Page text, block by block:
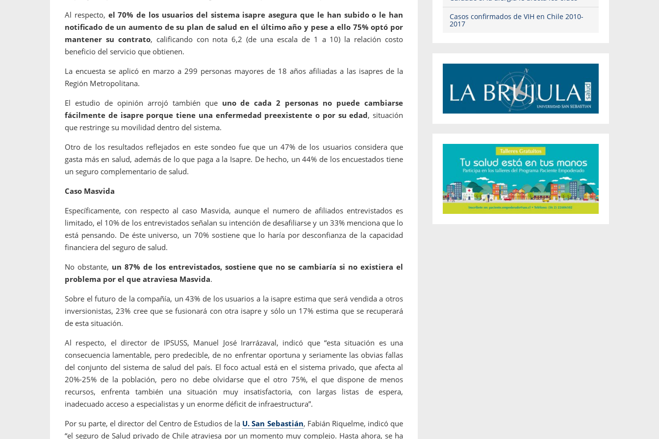
Al respecto, el 70% de los usuarios del sistema isapre asegura que le han subido o le han
notificado de un aumento de su plan de salud en el último año y pese a ello 75% optó por
mantener su contrato, calificando con nota 6,2 (de una escala de 1 a 10) la relación costo
beneficio del servicio que obtienen.
La encuesta se aplicó en marzo a 299 personas mayores de 18 años afiliadas a las isapres de la
Región Metropolitana.
El estudio de opinión arrojó también que uno de cada 2 personas no puede cambiarse
fácilmente de isapre porque tiene una enfermedad preexistente o por su edad, situación
que restringe su movilidad dentro del sistema.
Otro de los resultados reflejados en este sondeo fue que un 47% de los usuarios considera que
gasta más en salud, además de lo que paga a la Isapre. De hecho, un 44% de los encuestados tiene
un seguro complementario de salud.
Caso Masvida
Específicamente, con respecto al caso Masvida, aunque el numero de afiliados entrevistados es
limitado, el 10% de los entrevistados señalan su intención de desafiliarse y un 33% menciona que lo
está pensando. De éste universo, un 70% sostiene que lo haría por desconfianza de la capacidad
financiera del seguro de salud.
No obstante, un 87% de los entrevistados, sostiene que no se cambiaría si no existiera el
problema por el que atraviesa Masvida.
Sobre el futuro de la compañía, un 43% de los usuarios a la isapre estima que será vendida a otros
inversionistas, 23% cree que se fusionará con otra isapre y sólo un 17% estima que se recuperará
de esta situación.
Al respecto, el director de IPSUSS, Manuel José Irarrázaval, indicó que “esta situación es una
consecuencia lamentable, pero predecible, de no enfrentar oportuna y seriamente las obvias fallas
del conjunto del sistema de salud del país. El foco actual está en el sistema privado, que afecta al
20%-25% de la población, pero no debe olvidarse que el otro 75%, el que dispone de menos
recursos, enfrenta también una situación muy insatisfactoria, con largas listas de espera,
inadecuado acceso a especialistas y un enorme déficit de infraestructura”.
Por su parte, el director del Centro de Estudios de la U. San Sebastián, Fabián Riquelme, indicó que
“el seguro de Salud privado de Chile atraviesa por un momento muy complejo. Hasta ahora, se ha
Casos confirmados de VIH en Chile 2010-
2017